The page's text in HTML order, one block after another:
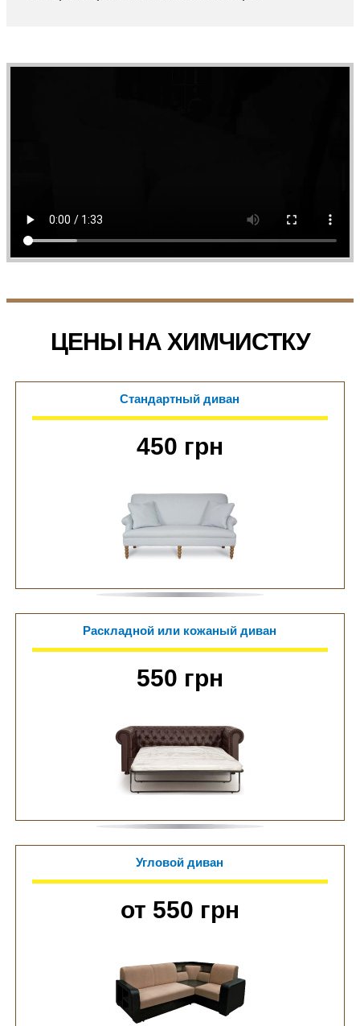
ЦЕНЫ НА ХИМЧИСТКУ
Стандартный диван
450 грн
Раскладной или кожаный диван
550 грн
Угловой диван
от 550 грн